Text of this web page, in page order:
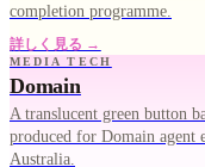
completion programme.
詳しく見る →
MEDIA TECH
Domain
A translucent green button
produced for Domain agent
Australia.